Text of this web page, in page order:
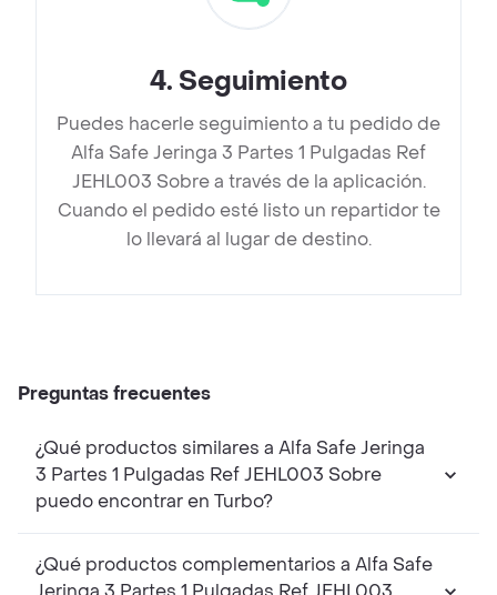
4. Seguimiento
Puedes hacerle seguimiento a tu pedido de
Alfa Safe Jeringa 3 Partes 1 Pulgadas Ref
JEHL003 Sobre a través de la aplicación.
Cuando el pedido esté listo un repartidor te
lo llevará al lugar de destino.
Preguntas frecuentes
¿Qué productos similares a Alfa Safe Jeringa
3 Partes 1 Pulgadas Ref JEHL003 Sobre
puedo encontrar en Turbo?
¿Qué productos complementarios a Alfa Safe